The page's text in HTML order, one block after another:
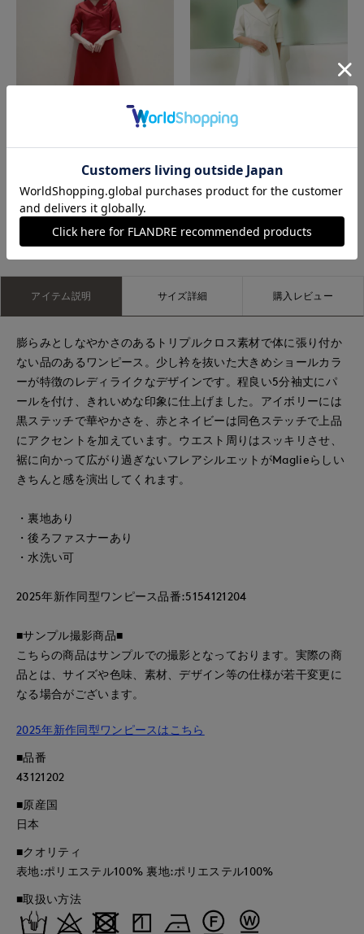
日本橋高島屋M Maglie le cassetto 新宿タカシマヤSUPERIOR CLOSET
アイテム説明 サイズ詳細 購入レビュー
膨らみとしなやかさのあるトリプルクロス素材で体に張り付か
ない品のあるワンピース。少し衿を抜いた大きめショールカラ
ーが特徴のレディライクなデザインです。程良い5分袖丈にパ
ールを付け、きれいめな印象に仕上げました。アイボリーには
黒ステッチで華やかさを、赤とネイビーは同色ステッチで上品
にアクセントを加えています。ウエスト周りはスッキリさせ、
裾に向かって広がり過ぎないフレアシルエットがMaglieらしい
きちんと感を演出してくれます。
・裏地あり
・後ろファスナーあり
・水洗い可
2025年新作同型ワンピース品番:5154121204
■サンプル撮影商品■
こちらの商品はサンプルでの撮影となっております。実際の商
品とは、サイズや色味、素材、デザイン等の仕様が若干変更に
なる場合がございます。
2025年新作同型ワンピースはこちら
■品番
43121202
■原産国
日本
■クオリティ
表地:ポリエステル100% 裏地:ポリエステル100%
■取扱い方法